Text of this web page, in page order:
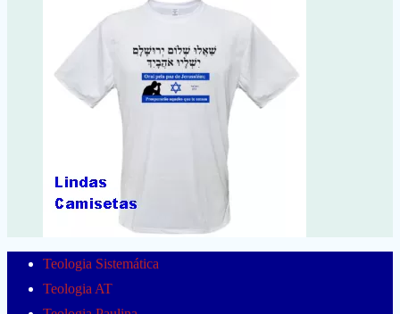
Teologia Sistemática
Teologia AT